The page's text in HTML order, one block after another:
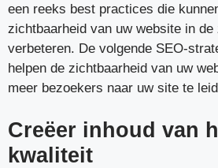
een reeks best practices die
zichtbaarheid van uw website in
verbeteren. De volgende SEO-
helpen de zichtbaarheid van uw
meer bezoekers naar uw site te
Creëer inhoud van
kwaliteit